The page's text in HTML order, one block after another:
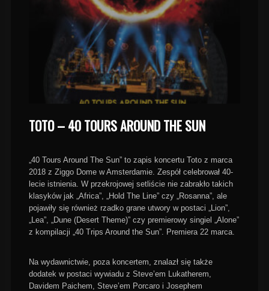
TOTO – 40 TOURS AROUND THE SUN
„40 Tours Around The Sun” to zapis koncertu Toto z marca
2018 z Ziggo Dome w Amsterdamie. Zespół celebrował 40-
lecie istnienia. W przekrojowej setliście nie zabrakło takich
klasyków jak „Africa”, „Hold The Line” czy „Rosanna”, ale
pojawiły się również rzadko grane utwory w postaci „Lion”,
„Lea”, „Dune (Desert Theme)” czy premierowy singiel „Alone”
z kompilacji „40 Trips Around the Sun”. Premiera 22 marca.
Na wydawnictwie, poza koncertem, znalazł się także
dodatek w postaci wywiadu z Steve’em Lukatherem,
Davidem Paichem, Steve’em Porcaro i Josephem